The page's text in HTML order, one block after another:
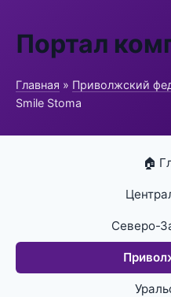
Портал
Главная » Приволжский
Smile Stoma
🏠
Северо-